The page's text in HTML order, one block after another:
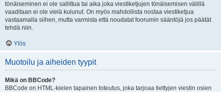
tönäiseminen ei ole sallittua tai aika joka viestiketjujen tönäisemisen välillä
vaaditaan ei ole vielä kulunut. On myös mahdollista nostaa viestiketjua
vastaamalla siihen, mutta varmista että noudatat foorumin sääntöjä jos päätät
tehdä niin.
Ylös
Muotoilu ja aiheiden tyypit
Mikä on BBCode?
BBCode on HTML-kielen tapainen toteutus, joka tarjoaa tiettyjen viestin osien